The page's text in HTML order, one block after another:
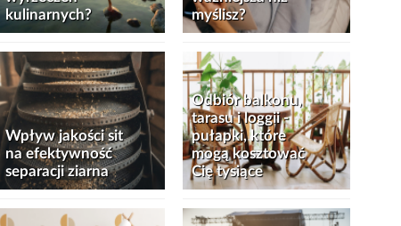
kulinarnych?
myślisz?
Wpływ jakości sit
na efektywność
separacji ziarna
Odbiór balkonu,
tarasu i loggii -
pułapki, które
mogą kosztować
Cię tysiące